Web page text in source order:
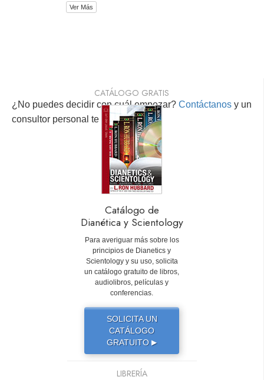
Ver Más
¿No puedes decidir con cuál empezar? Contáctanos y un
consultor personal te ayudará.
CATÁLOGO GRATIS
Catálogo de
Dianética y Scientology
Para averiguar más sobre los
principios de Dianetics y
Scientology y su uso, solicita
un catálogo gratuito de libros,
audiolibros, películas y
conferencias.
SOLICITA UN
CATÁLOGO
GRATUITO ▶
LIBRERÍA